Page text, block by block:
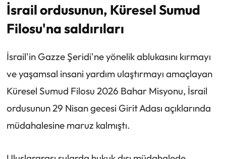
İsrail ordusunun, Küresel Sumud
Filosu'na saldırıları
İsrail'in Gazze Şeridi'ne yönelik ablukasını kırmayı
ve yaşamsal insani yardım ulaştırmayı amaçlayan
Küresel Sumud Filosu 2026 Bahar Misyonu, İsrail
ordusunun 29 Nisan gecesi Girit Adası açıklarında
müdahalesine maruz kalmıştı.